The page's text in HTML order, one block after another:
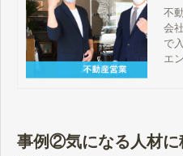
採
不
会
で
に
エ
事例②気になる人材に